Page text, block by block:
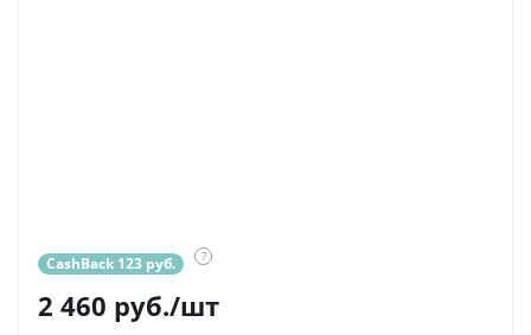
CashBack 123 руб. ?
2 460 руб./шт